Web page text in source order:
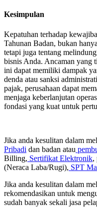
Kesimpulan
Kepatuhan terhadap
Tahunan Badan, bukan
tetapi juga tentang
bisnis Anda. Ancaman yang
ini dapat memiliki dampak
denda atau sanksi
pajak, perusahaan dapat
menjaga keberlanjutan
fondasi yang kuat untuk
Jika anda kesulitan dalam
Pribadi dan badan atau
Billing, Sertifikat Elektronik,
(Neraca Laba/Rugi), SPT
Jika anda kesulitan dalam
rekomendasikan untuk
sudah banyak sekali jasa